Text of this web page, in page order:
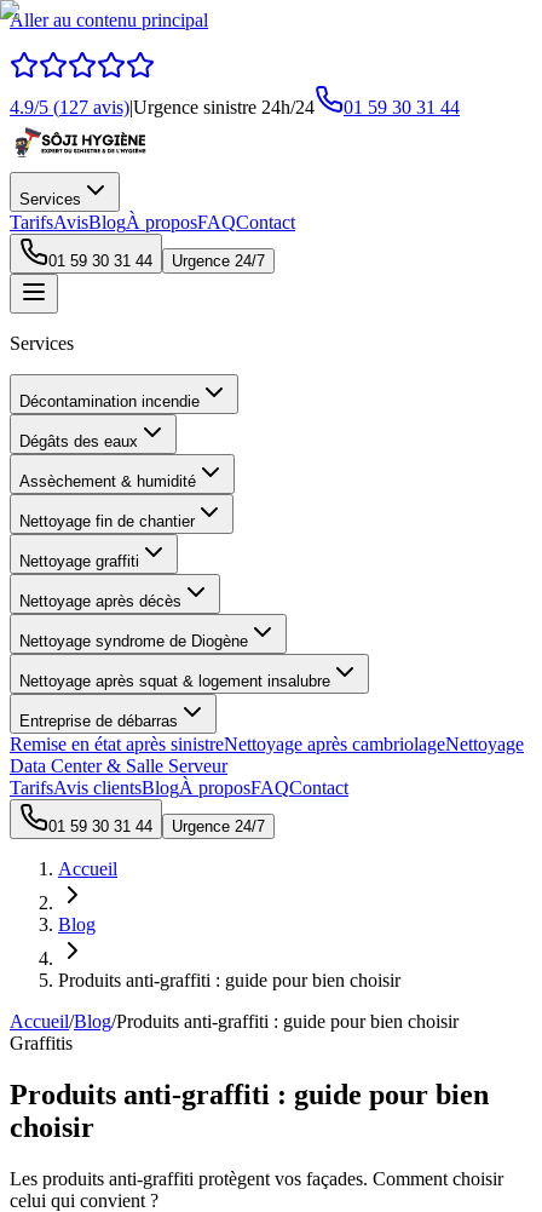
Aller au contenu principal
4.9/5 (127 avis)|Urgence sinistre 24h/24 01 59 30 31 44
Services
TarifsAvisBlogÀ proposFAQContact
01 59 30 31 44 Urgence 24/7
Services
Décontamination incendie
Dégâts des eaux
Assèchement & humidité
Nettoyage fin de chantier
Nettoyage graffiti
Nettoyage après décès
Nettoyage syndrome de Diogène
Nettoyage après squat & logement insalubre
Entreprise de débarras
Remise en état après sinistreNettoyage après cambriolageNettoyage
Data Center & Salle Serveur
TarifsAvis clientsBlogÀ proposFAQContact
01 59 30 31 44 Urgence 24/7
Accueil
Blog
Produits anti-graffiti : guide pour bien choisir
Accueil/Blog/Produits anti-graffiti : guide pour bien choisir
Graffitis
Produits anti-graffiti : guide pour bien
choisir
Les produits anti-graffiti protègent vos façades. Comment choisir
celui qui convient ?